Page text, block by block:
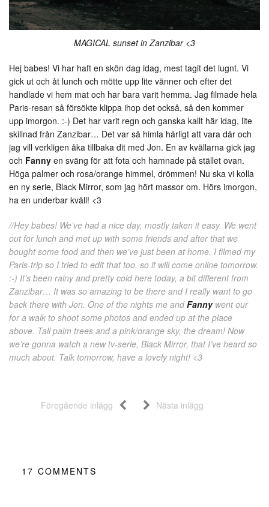
MAGICAL sunset in Zanzibar <3
Hej babes! Vi har haft en skön dag idag, mest tagit det lugnt. Vi
gick ut och åt lunch och mötte upp lite vänner och efter det
handlade vi hem mat och har bara varit hemma. Jag filmade hela
Paris-resan så försökte klippa ihop det också, så den kommer
upp imorgon. :-) Det har varit regn och ganska kallt här idag, lite
skillnad från Zanzibar… Det var så himla härligt att vara där och
jag vill verkligen åka tillbaka dit med Jon. En av kvällarna gick jag
och Fanny en sväng för att fota och hamnade på stället ovan.
Höga palmer och rosa/orange himmel, drömmen! Nu ska vi kolla
en ny serie, Black Mirror, som jag hört massor om. Hörs imorgon,
ha en underbar kväll! <3
//Hey babes! We’ve had a nice day, mostly taken it easy. We went
out for lunch and met up with some friends and after that we
bought some food and then we’ve just been at home. I filmed my
Paris-trip so I tried to edit that too, so it will come online tomorrow.
:-) It’s been rainy and pretty cold here today, a bit different from
Zanzibar… It was so amazing to be there and I really want to go
back there with Jon. One of the nights me andFannywent our
for a walk to shoot some photos and ended up at the place
above. Tall palm trees and a pink/orange sky, the dream! Now
we’re gonna watch a new tv-serie, Black Mirror, that I’ve heard so
much about. Talk tomorrow, have a lovely night! <3
Föregående inlägg Nästa inlägg
17 COMMENTS